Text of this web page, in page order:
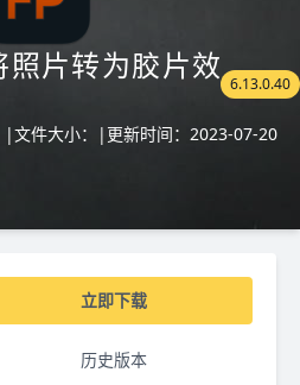
照片转为胶片效 6.13.0.40
|文件大小： | 更新时间：2023-07-20
立即下载
历史版本